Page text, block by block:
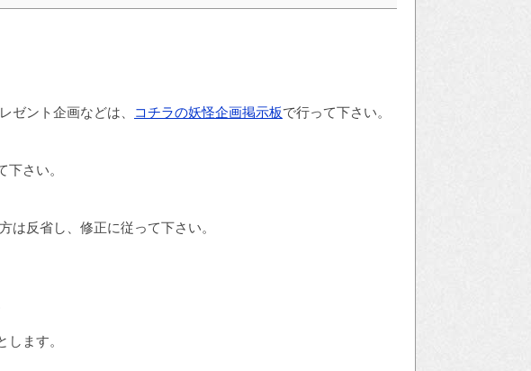
ゼント企画などは、 コチラの妖怪企画掲示板で行って下さい。
さい。
反省し、修正に従って下さい。
ます。